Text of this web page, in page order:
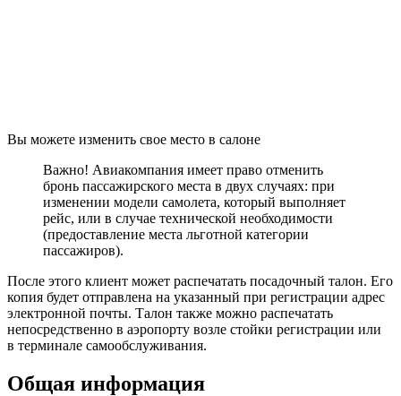
Вы можете изменить свое место в салоне
Важно! Авиакомпания имеет право отменить
бронь пассажирского места в двух случаях: при
изменении модели самолета, который выполняет
рейс, или в случае технической необходимости
(предоставление места льготной категории
пассажиров).
После этого клиент может распечатать посадочный талон. Его
копия будет отправлена на указанный при регистрации адрес
электронной почты. Талон также можно распечатать
непосредственно в аэропорту возле стойки регистрации или
в терминале самообслуживания.
Общая информация